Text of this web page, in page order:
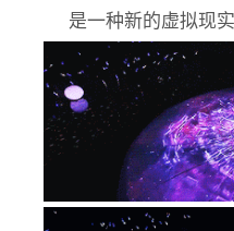
是一种新的虚拟现